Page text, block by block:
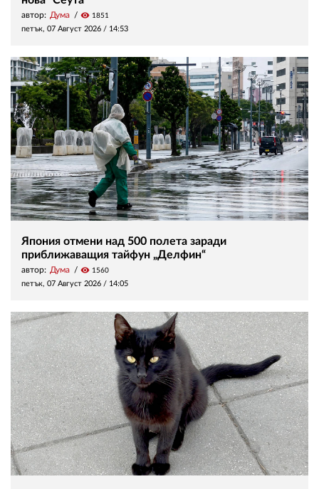
автор: Дума visibility 1851
петък, 07 Август 2026 / 14:53
Япония отмени над 500 полета заради
приближаващия тайфун „Делфин“
автор: Дума visibility 1560
петък, 07 Август 2026 / 14:05